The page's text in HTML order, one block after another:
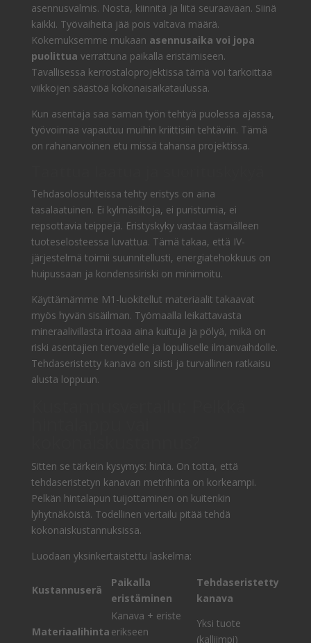
asennusvalmis. Nosta, kiinnitä ja liitä seuraavaan. Siinä
kaikki. Työvaiheita jää pois valtava määrä.
Kokemuksemme mukaan asennusaika voi jopa
puolittua verrattuna paikalla eristämiseen.
Tavallisessa kerrostaloprojektissa tämä voi tarkoittaa
viikkojen säästöä kokonaisaikataulussa.
Kun asentaja saa saman työn tehtyä puolessa ajassa,
työvoimaa vapautuu muihin kriittisiin tehtäviin. Tämä
on rahanarvoinen etu missä tahansa projektissa.
Tehdasolosuhteissa tehty eristys on aina
tasalaatuinen. Ei kylmäsiltoja, ei puristumia, ei
repsottavia teippejä. Eristyskyky vastaa täsmälleen
tuoteselosteessa luvattua. Tämä takaa, että IV-
järjestelmä toimii suunnitellusti, energiatehokkuus on
huipussaan ja kondenssiriski on minimoitu.
Käyttämämme M1-luokitellut materiaalit takaavat
myös hyvän sisäilman. Työmaalla leikattavasta
mineraalivillasta irtoaa aina kuituja ja pölyä, mikä on
riski asentajien terveydelle ja lopulliselle ilmanvaihdolle.
Tehdaseristetty kanava on siisti ja turvallinen ratkaisu
alusta loppuun.
Sitten se tärkein kysymys: hinta. On totta, että
tehdaseristetyn kanavan metrihinta on korkeampi.
Pelkän hintalapun tuijottaminen on kuitenkin
lyhytnäköistä. Todellinen vertailu pitää tehdä
kokonaiskustannuksissa.
Luodaan yksinkertaistettu laskelma:
Kustannuserä
Paikalla
eristäminen
Tehdaseristetty
kanava
Materiaalihinta
Kanava + eriste
erikseen
Yksi tuote
(kalliimpi)